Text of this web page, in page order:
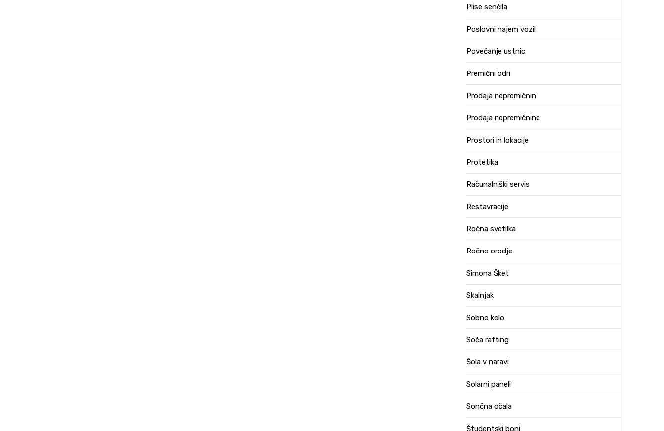
Plise senčila
Poslovni najem vozil
Povečanje ustnic
Premični odri
Prodaja nepremičnin
Prodaja nepremičnine
Prostori in lokacije
Protetika
Računalniški servis
Restavracije
Ročna svetilka
Ročno orodje
Simona Šket
Skalnjak
Sobno kolo
Soča rafting
Šola v naravi
Solarni paneli
Sončna očala
Študentski boni